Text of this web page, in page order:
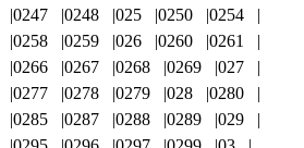
0247 0248 025 0250
0254
0258 0259 026 0260
0261
0266 0267 0268 0269
027
0277 0278 0279 028
0280
0285 0287 0288 0289
029